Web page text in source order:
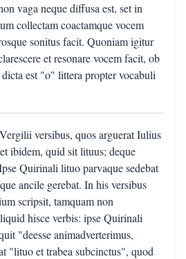
vaga neque diffusa est, set in
collectam coactamque vocem
sonitus facit. Quoniam igitur
et resonare vocem facit, ob
est "o" littera propter vocabuli
versibus, quos arguerat Iulius
ibidem, quid sit lituus; deque
Quirinali lituo parvaque sedebat
ancile gerebat. In his versibus
scripsit, tamquam non
hisce verbis: ipse Quirinali
"deesse animadverterimus,
"lituo et trabea subcinctus", quod